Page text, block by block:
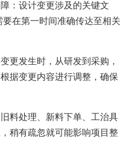
：设计变更涉及的关键文
在第一时间准确传达至相关
更发生时，从研发到采购，
据变更内容进行调整，确保
料处理、新料下单、工治具
稍有疏忽就可能影响项目整